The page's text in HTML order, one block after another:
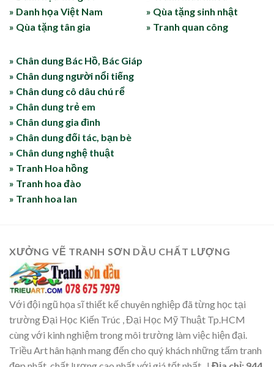
» Danh họa Việt Nam
» Qùa tặng tân gia
» Qùa tặng sinh nhật
» Tranh quan công
» Chân dung Bác Hồ, Bác Giáp
» Chân dung người nổi tiếng
» Chân dung cô dâu chú rể
» Chân dung trẻ em
» Chân dung gia đình
» Chân dung đối tác, bạn bè
» Chân dung nghệ thuật
» Tranh Hoa hồng
» Tranh hoa đào
» Tranh hoa lan
XƯỞNG VẼ TRANH SƠN DẦU CHẤT LƯỢNG
Với đội ngũ họa sĩ thiết kế chuyên nghiệp đã từng học tại
trường Đại Học Kiến Trúc , Đại Học Mỹ Thuật Tp.HCM
cùng với kinh nghiệm trong môi trường làm việc hiện đại.
Triều Art hân hạnh mang đến cho quý khách những tấm tranh